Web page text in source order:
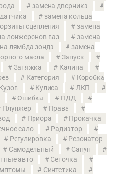
замена дворника
замена кольца
сцепления
замена
лонжеронов ваз
замена
лямбда зонда
замена
масла
Запуск
Затяжка
Калина
Категория
Коробка
Кузов Кулиса
ЛКП
Ошибка
ПДД
Плунжер
Права
Приора
Прокачка
сало
Радиатор
Регулировка
Резонатор
Самодельный
Сапун
авто
Сеточка
Синтетика